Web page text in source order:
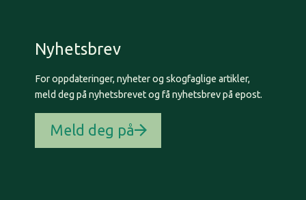
Nyhetsbrev
For oppdateringer, nyheter og skogfaglige artikler,
meld deg på nyhetsbrevet og få nyhetsbrev på epost.
Meld deg på